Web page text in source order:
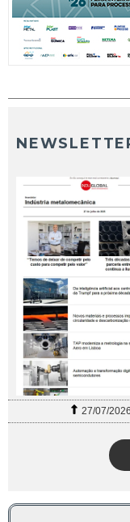
27/07/2026